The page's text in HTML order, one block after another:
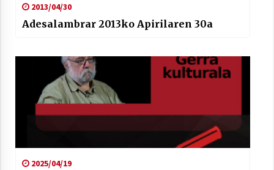
2013/04/30
Adesalambrar 2013ko Apirilaren 30a
2025/04/19